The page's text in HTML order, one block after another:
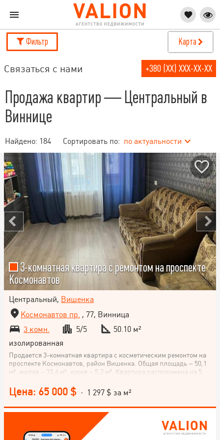
Фильтр Карта
Связаться с нами +380 (XX) XXX-XX-XX
Продажа квартир — Центральный в
Виннице
Найдено: 184 Сортировать по: по актуальности
3-комнатная квартира с ремонтом на проспекте
Космонавтов
Центральный, Вишенка
Космонавтов пр. , 77, Винница
3 комн.
5/5
50.10 м²
изолированная
Продается 3-комнатная квартира с косметическим ремонтом на
проспекте Космонавтов, район Вишенка. Общая площадь – 50,1
м², жилая – 33,6 м², кухня – 5,2 м². Квартира расположена на 5
Звоните!
Цена: 65 000 $ · 1 297 $ за м²